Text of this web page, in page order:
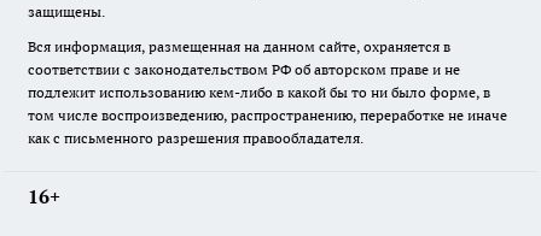
защищены.
Вся информация, размещенная на данном сайте, охраняется в
соответствии с законодательством РФ об авторском праве и не
подлежит использованию кем-либо в какой бы то ни было форме, в
том числе воспроизведению, распространению, переработке не иначе
как с письменного разрешения правообладателя.
16+